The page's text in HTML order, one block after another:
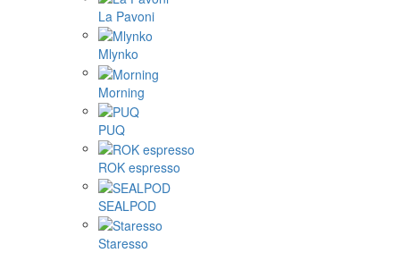
La Pavoni
Mlynko
Morning
PUQ
ROK espresso
SEALPOD
Staresso